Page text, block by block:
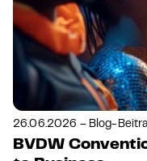
26.06.2026 – Blog-
BVDW